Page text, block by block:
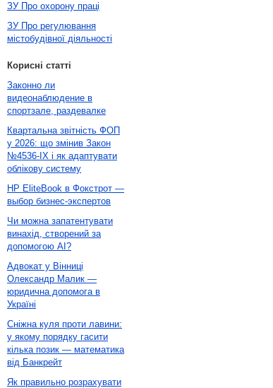
ЗУ Про охорону праці
ЗУ Про регулювання
містобудівної діяльності
Корисні статті
Законно ли
видеонаблюдение в
спортзале, раздевалке
Квартальна звітність ФОП
у 2026: що змінив Закон
№4536-IX і як адаптувати
облікову систему
HP EliteBook в Фокстрот —
выбор бизнес-экспертов
Чи можна запатентувати
винахід, створений за
допомогою AI?
Адвокат у Вінниці
Олександр Малик —
юридична допомога в
Україні
Сніжна куля проти лавини:
у якому порядку гасити
кілька позик — математика
від Банкрейт
Як правильно розрахувати